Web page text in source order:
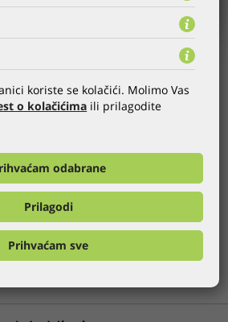
Uni Zagreb
CMS
einen 3D Plan der Schule, damit sich
zurecht finden.
REFERENZEN
ALLE NÄCHSTE
koriste se kolačići. Molimo Vas
o kolačićima ili prilagodite
odabrane
Prilagodi
Prihvaćam sve